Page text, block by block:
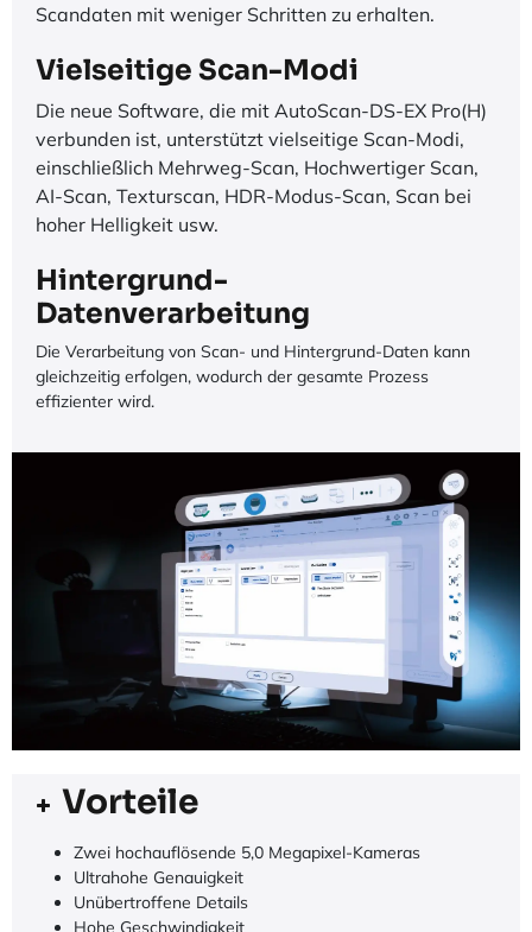
Scandaten mit weniger Schritten zu erhalten.
Vielseitige Scan-Modi
Die neue Software, die mit AutoScan-DS-EX Pro(H)
verbunden ist, unterstützt vielseitige Scan-Modi,
einschließlich Mehrweg-Scan, Hochwertiger Scan,
AI-Scan, Texturscan, HDR-Modus-Scan, Scan bei
hoher Helligkeit usw.
Hintergrund-
Datenverarbeitung
Die Verarbeitung von Scan- und Hintergrund-Daten kann
gleichzeitig erfolgen, wodurch der gesamte Prozess
effizienter wird.
Vorteile
Zwei hochauflösende 5,0 Megapixel-Kameras
Ultrahohe Genauigkeit
Unübertroffene Details
Hohe Geschwindigkeit